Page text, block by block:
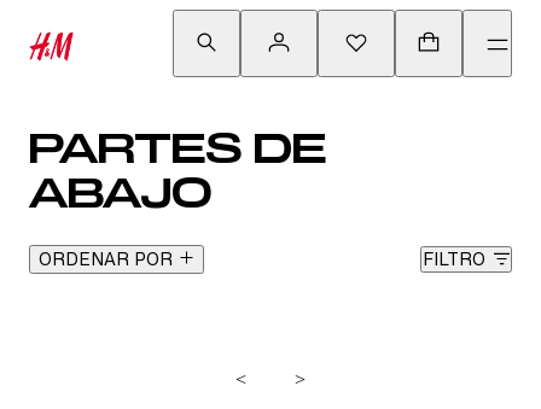
PARTES DE
ABAJO
ORDENAR POR FILTRO
<
>